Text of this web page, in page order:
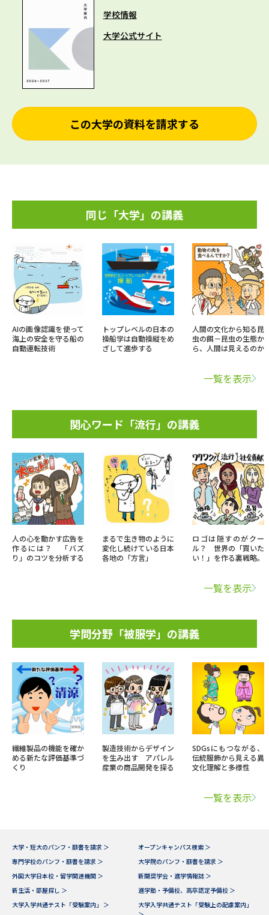
学校情報
大学公式サイト
この大学の資料を請求する
同じ「大学」の講義
AIの画像認識を使って
海上の安全を守る船の
自動運転技術
トップレベルの日本の
操船学は自動操縦をめ
ざして進歩する
人間の文化から知る昆
虫の餌－昆虫の生態か
ら、人間は見えるのか
一覧を表示
関心ワード「流行」の講義
人の心を動かす広告を
作るには？ 「バズ
り」のコツを分析する
まるで生き物のように
変化し続けている日本
各地の「方言」
ロゴは隠すのがクー
ル？ 世界の「買いた
い！」を作る裏戦略。
一覧を表示
学問分野「被服学」の講義
繊維製品の機能を確か
める新たな評価基準づ
くり
製造技術からデザイン
を生み出す アパレル
産業の商品開発を探る
SDGsにもつながる、
伝統服飾から見える異
文化理解と多様性
一覧を表示
大学・短大のパンフ・願書を請求 ＞
オープンキャンパス検索 ＞
専門学校のパンフ・願書を請求 ＞
大学院のパンフ・願書を請求 ＞
外国大学日本校・留学関連機関 ＞
新聞奨学会・進学情報誌 ＞
新生活・部屋探し ＞
進学塾・予備校、高卒認定予備校 ＞
大学入学共通テスト「受験案内」 ＞
大学入学共通テスト「受験上の配慮案内」